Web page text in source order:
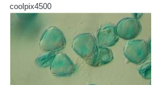
coolpix4500